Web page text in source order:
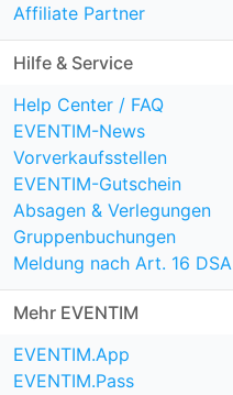
Affiliate Partner
Hilfe & Service
Help Center / FAQ
EVENTIM-News
Vorverkaufsstellen
EVENTIM-Gutschein
Absagen & Verlegungen
Gruppenbuchungen
Meldung nach Art. 16 DSA
Mehr EVENTIM
EVENTIM.App
EVENTIM.Pass